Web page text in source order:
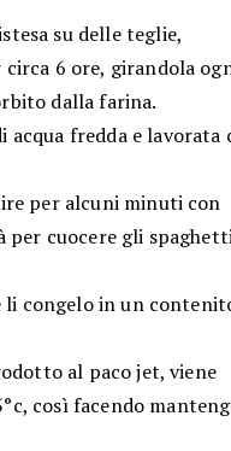
su delle teglie,
6 ore, girandola
dalla farina.
acqua fredda e lavorata
per alcuni minuti con
per cuocere gli
li congelo in un
al paco jet, viene
così facendo